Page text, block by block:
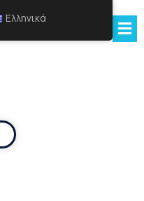
Ελληνικά